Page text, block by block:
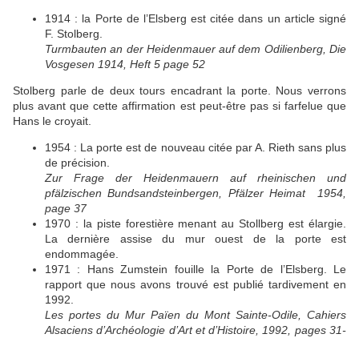
1914 : la Porte de l’Elsberg est citée dans un article signé
F. Stolberg.
Turmbauten an der Heidenmauer auf dem Odilienberg, Die
Vosgesen 1914, Heft 5 page 52
Stolberg parle de deux tours encadrant la porte. Nous verrons
plus avant que cette affirmation est peut-être pas si farfelue que
Hans le croyait.
1954 : La porte est de nouveau citée par A. Rieth sans plus
de précision.
Zur Frage der Heidenmauern auf rheinischen und
pfälzischen Bundsandsteinbergen, Pfälzer Heimat 1954,
page 37
1970 : la piste forestière menant au Stollberg est élargie.
La dernière assise du mur ouest de la porte est
endommagée.
1971 : Hans Zumstein fouille la Porte de l’Elsberg. Le
rapport que nous avons trouvé est publié tardivement en
1992.
Les portes du Mur Païen du Mont Sainte-Odile, Cahiers
Alsaciens d’Archéologie d’Art et d’Histoire, 1992, pages 31-